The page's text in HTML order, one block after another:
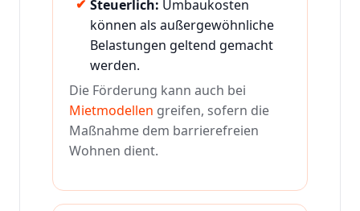
Steuerlich: Umbaukosten
können als außergewöhnliche
Belastungen geltend gemacht
werden.
Die Förderung kann auch bei
Mietmodellen greifen, sofern die
Maßnahme dem barrierefreien
Wohnen dient.